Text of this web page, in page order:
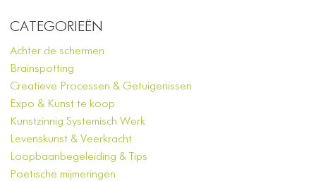
CATEGORIEËN
Achter de schermen
Brainspotting
Creatieve Processen & Getuigenissen
Expo & Kunst te koop
Kunstzinnig Systemisch Werk
Levenskunst & Veerkracht
Loopbaanbegeleiding & Tips
Poetische mijmeringen